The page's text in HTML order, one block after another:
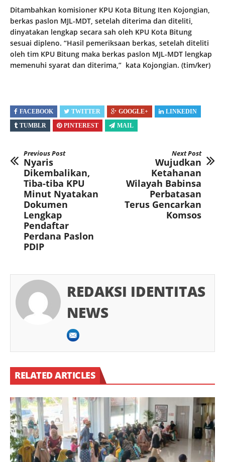
Ditambahkan komisioner KPU Kota Bitung Iten Kojongian,
berkas paslon MJL-MDT, setelah diterima dan diteliti,
dinyatakan lengkap secara sah oleh KPU Kota Bitung
sesuai dipleno. “Hasil pemeriksaan berkas, setelah diteliti
oleh tim KPU Bitung maka berkas paslon MJL-MDT lengkap
memenuhi syarat dan diterima,” kata Kojongian. (tim/ker)
FACEBOOK TWITTER GOOGLE+
LINKEDIN
TUMBLR
PINTEREST MAIL
Previous Post
Nyaris
Dikembalikan,
Tiba-tiba KPU
Minut Nyatakan
Dokumen
Lengkap
Pendaftar
Perdana Paslon
PDIP
Next Post
Wujudkan
Ketahanan
Wilayah Babinsa
Perbatasan
Terus Gencarkan
Komsos
REDAKSI IDENTITAS
NEWS
RELATED ARTICLES